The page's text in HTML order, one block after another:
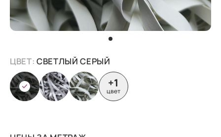
ЦВЕТ:СВЕТЛЫЙ СЕРЫЙ
+1
цвет